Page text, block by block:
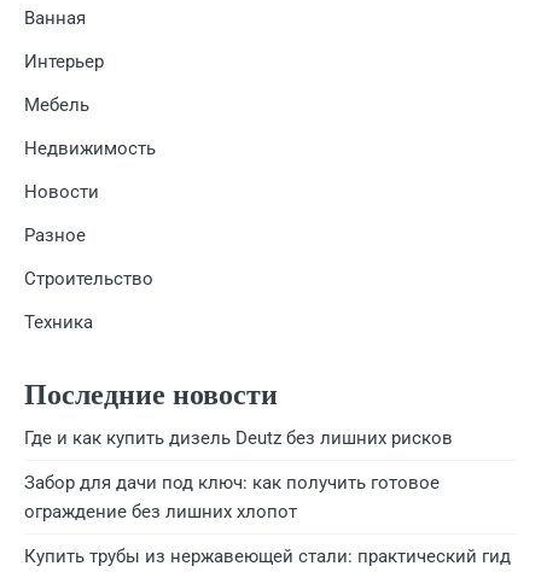
Ванная
Интерьер
Мебель
Недвижимость
Новости
Разное
Строительство
Техника
Последние новости
Где и как купить дизель Deutz без лишних рисков
Забор для дачи под ключ: как получить готовое
ограждение без лишних хлопот
Купить трубы из нержавеющей стали: практический гид